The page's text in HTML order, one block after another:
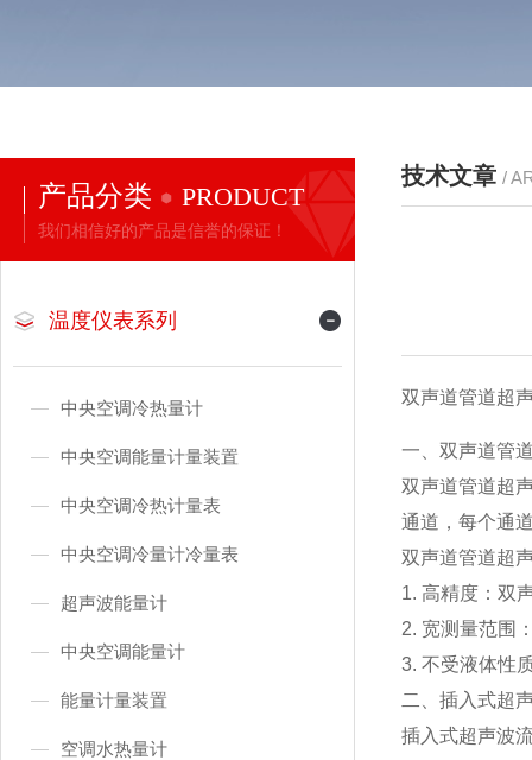
产品分类 PRODUCT
我们相信好的产品是信誉的保证！
温度仪表系列
中央空调冷热量计
中央空调能量计量装置
中央空调冷热计量表
中央空调冷量计冷量表
超声波能量计
中央空调能量计
能量计量装置
空调水热量计
技术文章 /
双声道管道超
一、双声道管
双声道管道超
通道，每个通
双声道管道超
1. 高精度：双
2. 宽测量范围
3. 不受液体性
二、插入式超
插入式超声波